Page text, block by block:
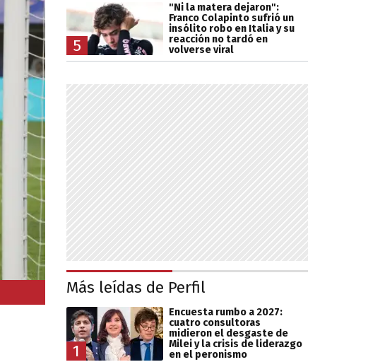
5
"Ni la matera dejaron":
Franco Colapinto sufrió un
insólito robo en Italia y su
reacción no tardó en
volverse viral
Más leídas de Perfil
1
Encuesta rumbo a 2027:
cuatro consultoras
midieron el desgaste de
Milei y la crisis de liderazgo
en el peronismo